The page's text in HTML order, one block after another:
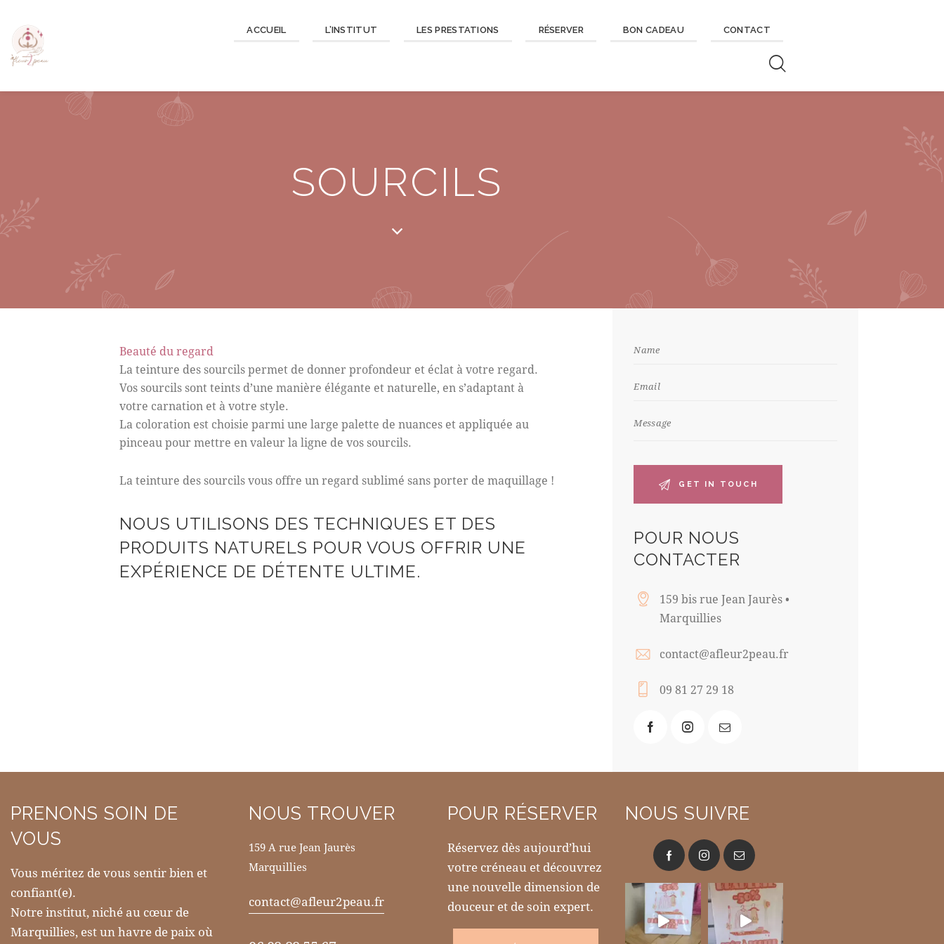
ACCUEIL L’INSTITUT LES PRESTATIONS RÉSERVER BON CADEAU CONTACT
SOURCILS
Beauté du regard
La teinture des sourcils permet de donner profondeur et éclat à votre regard.
Vos sourcils sont teints d’une manière élégante et naturelle, en s’adaptant à
votre carnation et à votre style.
La coloration est choisie parmi une large palette de nuances et appliquée au
pinceau pour mettre en valeur la ligne de vos sourcils.
La teinture des sourcils vous offre un regard sublimé sans porter de maquillage !
NOUS UTILISONS DES TECHNIQUES ET DES
PRODUITS NATURELS POUR VOUS OFFRIR UNE
EXPÉRIENCE DE DÉTENTE ULTIME.
POUR NOUS
CONTACTER
159 bis rue Jean Jaurès •
Marquillies
contact@afleur2peau.fr
09 81 27 29 18
PRENONS SOIN DE
VOUS
Vous méritez de vous sentir bien et
confiant(e).
Notre institut, niché au cœur de
Marquillies, est un havre de paix où
NOUS TROUVER
159 A rue Jean Jaurès
Marquillies
contact@afleur2peau.fr
POUR RÉSERVER
Réservez dès aujourd’hui
votre créneau et découvrez
une nouvelle dimension de
douceur et de soin expert.
NOUS SUIVRE